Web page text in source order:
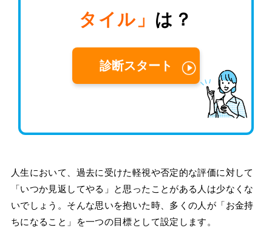
タイル」 は？
診断スタート
人生において、過去に受けた軽視や否定的な評価に対して
「いつか見返してやる」と思ったことがある人は少なくな
いでしょう。そんな思いを抱いた時、多くの人が「お金持
ちになること」を一つの目標として設定します。